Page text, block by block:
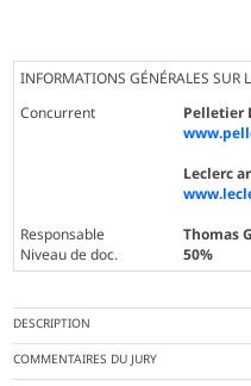
INFORMATIONS GÉNÉRALES SUR
Concurrent
Pelletier
Leclerc
Responsable
Thomas
Niveau de doc.
50%
DESCRIPTION
COMMENTAIRES DU JURY